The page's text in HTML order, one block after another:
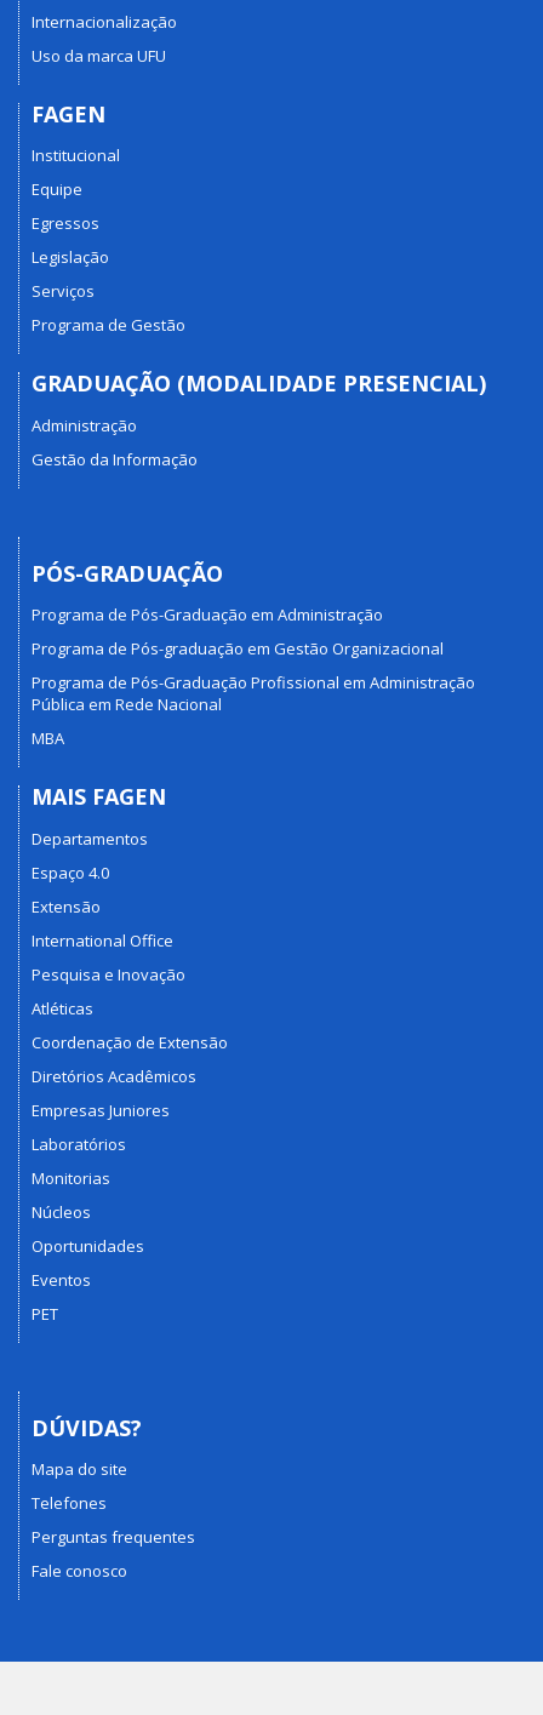
Internacionalização
Uso da marca UFU
FAGEN
Institucional
Equipe
Egressos
Legislação
Serviços
Programa de Gestão
GRADUAÇÃO (MODALIDADE PRESENCIAL)
Administração
Gestão da Informação
PÓS-GRADUAÇÃO
Programa de Pós-Graduação em Administração
Programa de Pós-graduação em Gestão Organizacional
Programa de Pós-Graduação Profissional em Administração
Pública em Rede Nacional
MBA
MAIS FAGEN
Departamentos
Espaço 4.0
Extensão
International Office
Pesquisa e Inovação
Atléticas
Coordenação de Extensão
Diretórios Acadêmicos
Empresas Juniores
Laboratórios
Monitorias
Núcleos
Oportunidades
Eventos
PET
DÚVIDAS?
Mapa do site
Telefones
Perguntas frequentes
Fale conosco